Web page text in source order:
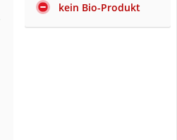
kein Bio-Produkt